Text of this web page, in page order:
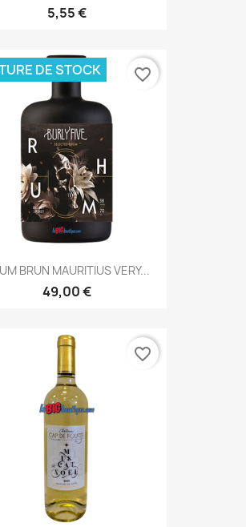
5,55 €
BRUN MAURITIUS VERY...
49,00 €
DE STOCK favorite_border
favorite_border